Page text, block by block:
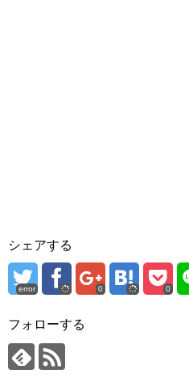
シェアする
error 0 0
フォローする